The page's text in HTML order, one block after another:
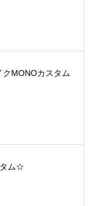
MONOカスタム
ム☆